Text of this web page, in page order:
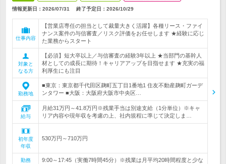
情報更新日：2026/07/31 終了予定日： 2026/10/29
仕事内容
【営業店専任の担当として裁量大きく活躍】各種リース・ファイ
ナンス案件の与信審査／リスク評価をお任せします ★経験に応じ
た業務からスタート
対象と
なる方
【必須】短大卒以上／与信審査の経験3年以上 ★当部門の基幹人
材としての成長に期待！キャリアアップを目指せます ★充実の福
利厚生にも注目
勤務地
■東京：東京都千代田区麹町五丁目1番地1 住友不動産麹町ガーデ
ンタワー ■大阪：大阪府大阪市中央区…
給与
月給31万円～41.8万円※残業手当は別途支給（1分単位）※キャ
リア内容や現年収を考慮の上、社内規程に準じて決定しま…
初年度
年収
530万円～710万円
勤務
9:00～17:45（実働7時間45分）※残業は月平均20時間程度と少な